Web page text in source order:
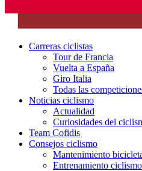
Carreras ciclistas
Tour de Francia
Vuelta a España
Giro Italia
Todas las
Noticias ciclismo
Actualidad
Curiosidades del
Team Cofidis
Consejos ciclismo
Mantenimiento
Entrenamiento ciclismo